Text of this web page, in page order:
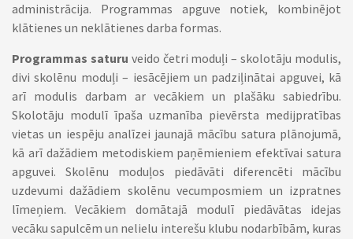
administrācija. Programmas apguve notiek, kombinējot
klātienes un neklātienes darba formas.
Programmas saturu veido četri moduļi – skolotāju modulis,
divi skolēnu moduļi – iesācējiem un padziļinātai apguvei, kā
arī modulis darbam ar vecākiem un plašāku sabiedrību.
Skolotāju modulī īpaša uzmanība pievērsta medijpratības
vietas un iespēju analīzei jaunajā mācību satura plānojumā,
kā arī dažādiem metodiskiem paņēmieniem efektīvai satura
apguvei. Skolēnu moduļos piedāvāti diferencēti mācību
uzdevumi dažādiem skolēnu vecumposmiem un izpratnes
līmeņiem. Vecākiem domātajā modulī piedāvātas idejas
vecāku sapulcēm un nelielu interešu klubu nodarbībām, kuras